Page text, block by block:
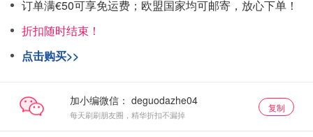
订单满€50可享免运费；欧盟国家均可邮寄，放心下单！
折扣随时结束！
点击购买>>
加小编微信：
每天刷刷朋友圈，精华折扣不漏掉
复制